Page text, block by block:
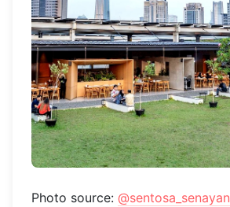
Photo source: @sentosa_senayan